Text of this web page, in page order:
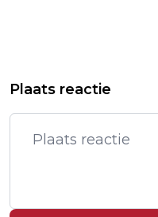
ZEGE
3FM SERIOUS
VOOR
Plaats reactie